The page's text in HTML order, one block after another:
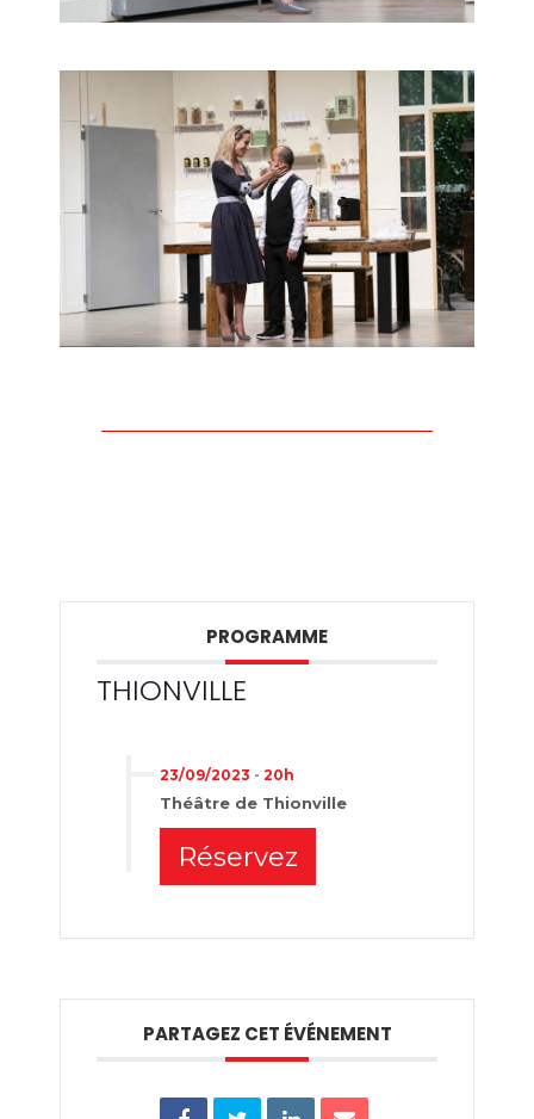
PARTAGEZ CET ÉVÉNEMENT
PROGRAMME
THIONVILLE
23/09/2023 - 20h
Théâtre de Thionville
Réservez